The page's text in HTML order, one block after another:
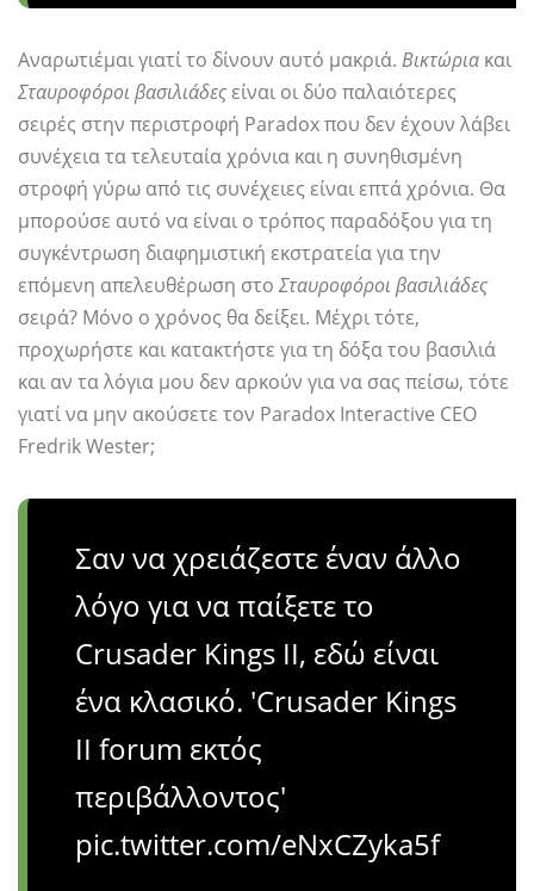
Αναρωτιέμαι γιατί το δίνουν αυτό μακριά. Βικτώρια και
Σταυροφόροι βασιλιάδεςείναι οι δύο παλαιότερες
σειρές στην περιστροφή Paradox που δεν έχουν λάβει
συνέχεια τα τελευταία χρόνια και η συνηθισμένη
στροφή γύρω από τις συνέχειες είναι επτά χρόνια. Θα
μπορούσε αυτό να είναι ο τρόπος παραδόξου για τη
συγκέντρωση διαφημιστική εκστρατεία για την
επόμενη απελευθέρωση στο Σταυροφόροι βασιλιάδες
σειρά? Μόνο ο χρόνος θα δείξει. Μέχρι τότε,
προχωρήστε και κατακτήστε για τη δόξα του βασιλιά
και αν τα λόγια μου δεν αρκούν για να σας πείσω, τότε
γιατί να μην ακούσετε τον Paradox Interactive CEO
Fredrik Wester;
Σαν να χρειάζεστε έναν άλλο
λόγο για να παίξετε το
Crusader Kings II, εδώ είναι
ένα κλασικό. 'Crusader Kings
II forum εκτός
περιβάλλοντος'
pic.twitter.com/eNxCZyka5f